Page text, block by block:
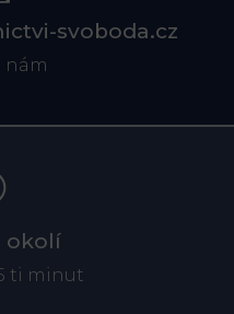
svoboda.cz
nám
okolí
ti minut